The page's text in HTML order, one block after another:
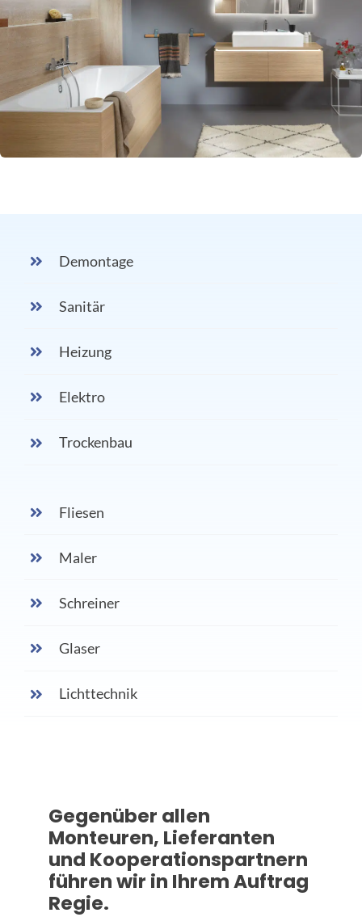
Demontage
Sanitär
Heizung
Elektro
Trockenbau
Fliesen
Maler
Schreiner
Glaser
Lichttechnik
Gegenüber allen
Monteuren, Lieferanten
und Kooperationspartnern
führen wir in Ihrem Auftrag
Regie.